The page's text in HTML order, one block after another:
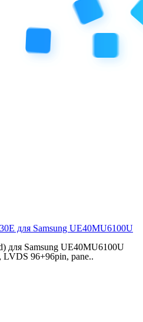
для Samsung UE40MU6100U
для Samsung UE40MU6100U
96+96pin, pane..